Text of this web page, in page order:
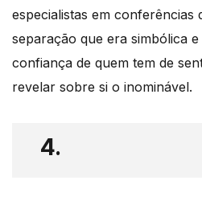
especialistas em conferências
separação que era simbólica
confiança de quem tem de
revelar sobre si o inominável.
4.